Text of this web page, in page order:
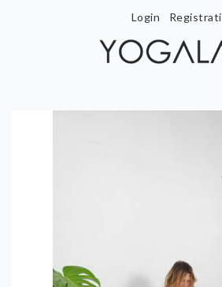
Login Registrati
magnonef@gmail.com | +39 392
AREA UTENTE